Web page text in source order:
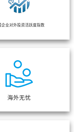
企业对外投资活跃度指数
海外无忧